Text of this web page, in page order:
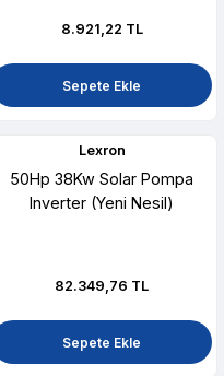
8.921,22 TL
Sepete Ekle
Lexron
50Hp 38Kw Solar Pompa
Inverter (Yeni Nesil)
82.349,76 TL
Sepete Ekle